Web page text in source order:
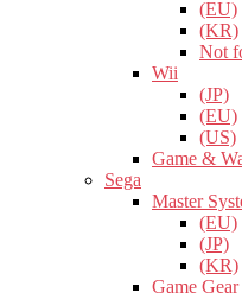
(EU)
(KR)
Not
Wii
(JP)
(EU)
(US)
Game &
Sega
Master
(EU)
(JP)
(KR)
Game